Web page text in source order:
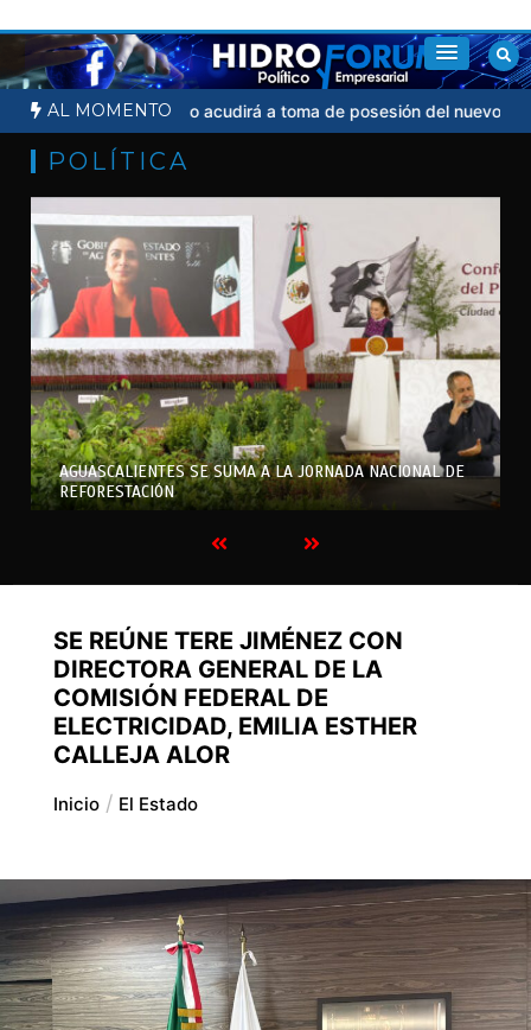
al
contenido
AL MOMENTO
Sheinbaum no acudirá a toma de posesión del nuevo
POLÍTICA
AGUASCALIENTES SE SUMA A LA JORNADA NACIONAL DE
REFORESTACIÓN
SE REÚNE TERE JIMÉNEZ CON
DIRECTORA GENERAL DE LA
COMISIÓN FEDERAL DE
ELECTRICIDAD, EMILIA ESTHER
CALLEJA ALOR
Inicio El Estado